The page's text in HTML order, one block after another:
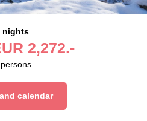
nights
2,272.-
persons
calendar